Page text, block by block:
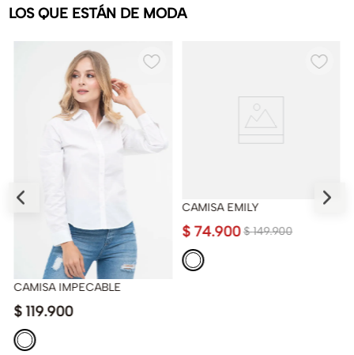
LOS QUE ESTÁN DE MODA
CAMISA IMPECABLE
$ 119.900
CAMISA EMILY
$ 149.900
$ 74.900